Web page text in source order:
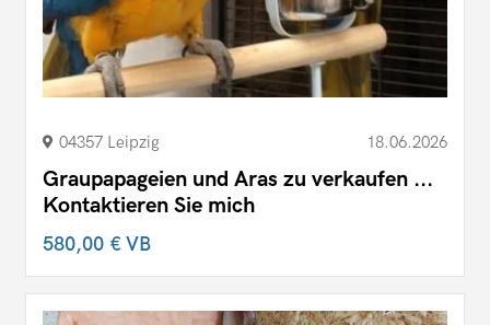
04357 Leipzig 18.06.2026
Graupapageien und Aras zu verkaufen ...
Kontaktieren Sie mich
580,00 €VB